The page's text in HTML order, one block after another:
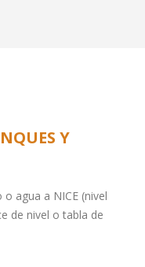
Y
agua a NICE (nivel
de nivel o tabla de